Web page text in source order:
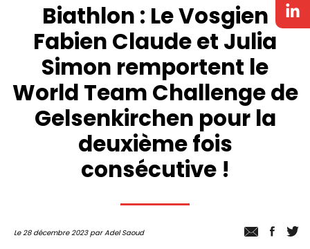
Biathlon : Le Vosgien
Fabien Claude et Julia
Simon remportent le
World Team Challenge de
Gelsenkirchen pour la
deuxième fois
consécutive !
Le 28 décembre 2023 par Adel Saoud